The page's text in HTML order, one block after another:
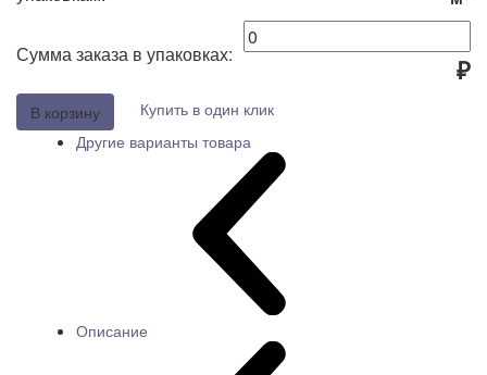
Сумма заказа в упаковках: ₽
В корзину
Купить в один клик
Другие варианты товара
Описание